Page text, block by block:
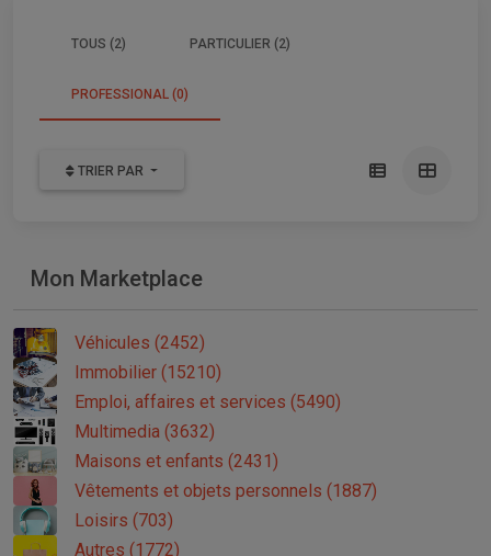
TOUS (2) PARTICULIER (2)
PROFESSIONAL (0)
TRIER PAR
Mon Marketplace
Véhicules (2452)
Immobilier (15210)
Emploi, affaires et services (5490)
Multimedia (3632)
Maisons et enfants (2431)
Vêtements et objets personnels (1887)
Loisirs (703)
Autres (1772)